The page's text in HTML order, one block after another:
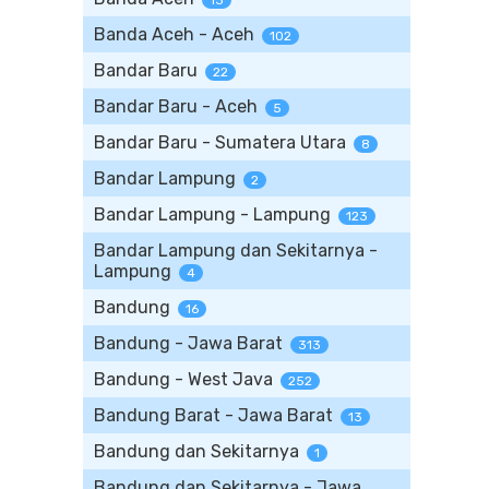
Banda Aceh - Aceh 102
Bandar Baru 22
Bandar Baru - Aceh 5
Bandar Baru - Sumatera Utara 8
Bandar Lampung 2
Bandar Lampung - Lampung 123
Bandar Lampung dan Sekitarnya -
Lampung
4
Bandung 16
Bandung - Jawa Barat 313
Bandung - West Java 252
Bandung Barat - Jawa Barat 13
Bandung dan Sekitarnya 1